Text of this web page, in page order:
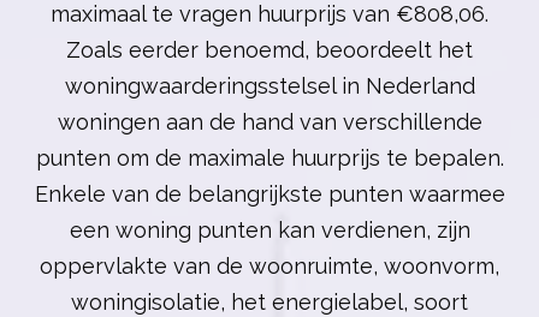
maximaal te vragen huurprijs van €808,06.
Zoals eerder benoemd, beoordeelt het
woningwaarderingsstelsel in Nederland
woningen aan de hand van verschillende
punten om de maximale huurprijs te bepalen.
Enkele van de belangrijkste punten waarmee
een woning punten kan verdienen, zijn
oppervlakte van de woonruimte, woonvorm,
woningisolatie, het energielabel, soort